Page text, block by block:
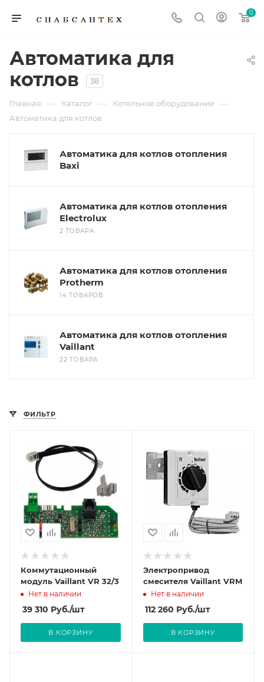
0
Автоматика для
котлов
38
Главная — Каталог — Котельное оборудование —
Автоматика для котлов
Автоматика для котлов отопления
Baxi
Автоматика для котлов отопления
Electrolux
2 ТОВАРА
Автоматика для котлов отопления
Protherm
14 ТОВАРОВ
Автоматика для котлов отопления
Vaillant
22 ТОВАРА
ФИЛЬТР
Коммутационный
модуль Vaillant VR 32/3
Нет в наличии
39 310 Руб./шт
В КОРЗИНУ
Электропривод
смесителя Vaillant VRM
Нет в наличии
112 260 Руб./шт
В КОРЗИНУ